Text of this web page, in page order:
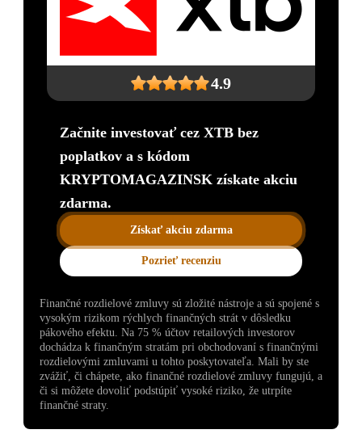
4.9
Začnite investovať cez XTB bez
poplatkov a s kódom
KRYPTOMAGAZINSK získate akciu
zdarma.
Získať akciu zdarma
Pozrieť recenziu
Finančné rozdielové zmluvy sú zložité nástroje a sú spojené s
vysokým rizikom rýchlych finančných strát v dôsledku
pákového efektu. Na 75 % účtov retailových investorov
dochádza k finančným stratám pri obchodovaní s finančnými
rozdielovými zmluvami u tohto poskytovateľa. Mali by ste
zvážiť, či chápete, ako finančné rozdielové zmluvy fungujú, a
či si môžete dovoliť podstúpiť vysoké riziko, že utrpíte
finančné straty.